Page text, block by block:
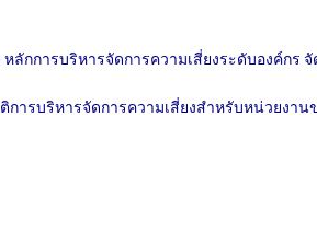
ลักการบริหารจัดการความเสี่ยงระดับองค์กร
รบริหารจัดการความเสี่ยงสำหรับหน่วยงาน